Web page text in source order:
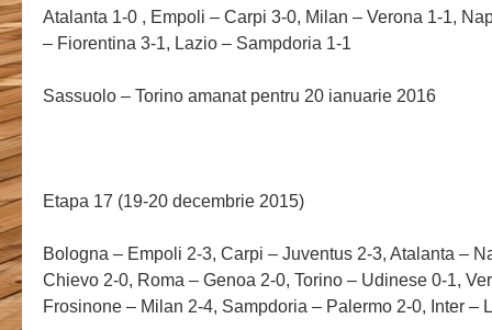
Atalanta 1-0 , Empoli – Carpi 3-0, Milan – Verona 1-1,
– Fiorentina 3-1, Lazio – Sampdoria 1-1
Sassuolo – Torino amanat pentru 20 ianuarie 2016
Etapa 17 (19-20 decembrie 2015)
Bologna – Empoli 2-3, Carpi – Juventus 2-3, Atalanta –
Chievo 2-0, Roma – Genoa 2-0, Torino – Udinese 0-1,
Frosinone – Milan 2-4, Sampdoria – Palermo 2-0, Inter –